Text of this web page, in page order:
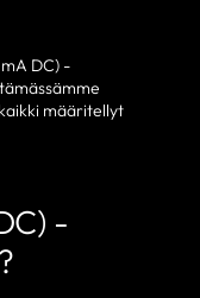
DC) -
määritellyt
-